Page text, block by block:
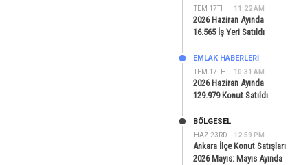
TEM 17TH 11:22 AM
2026 Haziran Ayında
16.565 İş Yeri Satıldı
TEM 17TH 10:31 AM
EMLAK HABERLERI
2026 Haziran Ayında
129.979 Konut Satıldı
HAZ 23RD 12:59 PM
BÖLGESEL
Ankara İlçe Konut Satışları
2026 Mayıs: Mayıs Ayında